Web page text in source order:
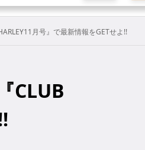
月号』で最新情報をGETせよ!!
CLUB